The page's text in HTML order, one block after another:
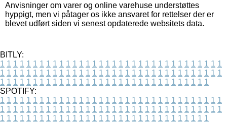
Anvisninger om varer og online varehuse understøttes
hyppigt, men vi påtager os ikke ansvaret for rettelser der er
blevet udført siden vi senest opdaterede websitets data.
BITLY:
1 1 1 1 1 1 1 1 1 1 1 1 1 1 1 1 1 1 1 1 1 1 1 1 1 1 1 1 1 1 1 1 1 1
1 1 1 1 1 1 1 1 1 1 1 1 1 1 1 1 1 1 1 1 1 1 1 1 1 1 1 1 1 1 1 1 1 1
1 1 1 1 1 1 1 1 1 1 1 1 1 1 1 1 1 1 1 1 1 1 1 1 1 1 1 1 1 1 1 1
SPOTIFY:
1 1 1 1 1 1 1 1 1 1 1 1 1 1 1 1 1 1 1 1 1 1 1 1 1 1 1 1 1 1 1 1 1 1
1 1 1 1 1 1 1 1 1 1 1 1 1 1 1 1 1 1 1 1 1 1 1 1 1 1 1 1 1 1 1 1 1 1
1 1 1 1 1 1 1 1 1 1 1 1 1 1 1 1 1 1 1 1 1 1 1 1 1 1 1 1 1 1 1 1